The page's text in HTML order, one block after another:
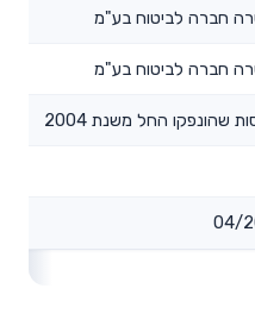
חברה לביטוח בע"מ
חברה לביטוח בע"מ
שהונפקו החל משנת 2004
04/